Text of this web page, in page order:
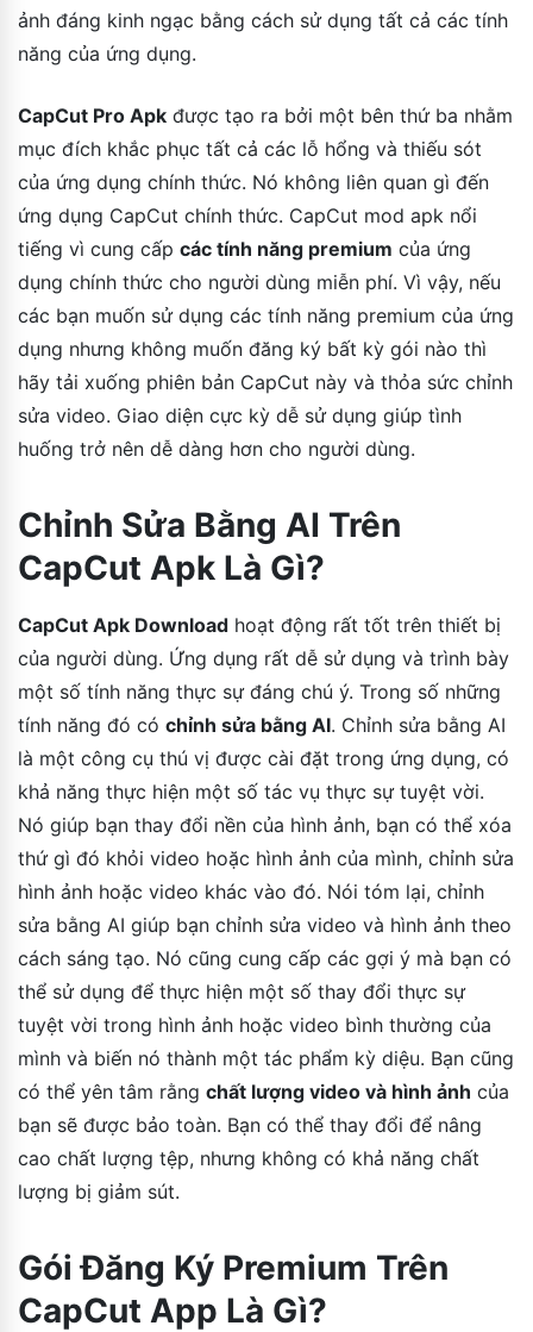
ảnh đáng kinh ngạc bằng cách sử dụng tất cả các tính
năng của ứng dụng.
CapCut Pro Apk được tạo ra bởi một bên thứ ba nhằm
mục đích khắc phục tất cả các lỗ hổng và thiếu sót
của ứng dụng chính thức. Nó không liên quan gì đến
ứng dụng CapCut chính thức. CapCut mod apk nổi
tiếng vì cung cấp các tính năng premium của ứng
dụng chính thức cho người dùng miễn phí. Vì vậy, nếu
các bạn muốn sử dụng các tính năng premium của ứng
dụng nhưng không muốn đăng ký bất kỳ gói nào thì
hãy tải xuống phiên bản CapCut này và thỏa sức chỉnh
sửa video. Giao diện cực kỳ dễ sử dụng giúp tình
huống trở nên dễ dàng hơn cho người dùng.
Chỉnh Sửa Bằng AI Trên
CapCut Apk Là Gì?
CapCut Apk Download hoạt động rất tốt trên thiết bị
của người dùng. Ứng dụng rất dễ sử dụng và trình bày
một số tính năng thực sự đáng chú ý. Trong số những
tính năng đó có chỉnh sửa bằng AI. Chỉnh sửa bằng AI
là một công cụ thú vị được cài đặt trong ứng dụng, có
khả năng thực hiện một số tác vụ thực sự tuyệt vời.
Nó giúp bạn thay đổi nền của hình ảnh, bạn có thể xóa
thứ gì đó khỏi video hoặc hình ảnh của mình, chỉnh sửa
hình ảnh hoặc video khác vào đó. Nói tóm lại, chỉnh
sửa bằng AI giúp bạn chỉnh sửa video và hình ảnh theo
cách sáng tạo. Nó cũng cung cấp các gợi ý mà bạn có
thể sử dụng để thực hiện một số thay đổi thực sự
tuyệt vời trong hình ảnh hoặc video bình thường của
mình và biến nó thành một tác phẩm kỳ diệu. Bạn cũng
có thể yên tâm rằng chất lượng video và hình ảnh của
bạn sẽ được bảo toàn. Bạn có thể thay đổi để nâng
cao chất lượng tệp, nhưng không có khả năng chất
lượng bị giảm sút.
Gói Đăng Ký Premium Trên
CapCut App Là Gì?